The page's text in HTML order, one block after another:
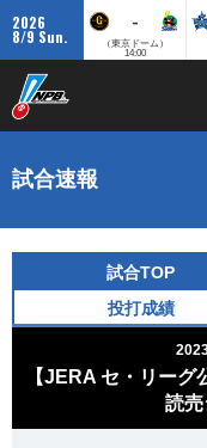
2026
8/9 Sun.
-
（東京ドーム）
14:00
試合速報
試合TOP
投打成績
【JERA セ・リー
読